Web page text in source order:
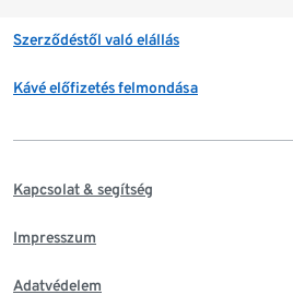
Szerződéstől való elállás
Kávé előfizetés felmondása
Kapcsolat & segítség
Impresszum
Adatvédelem